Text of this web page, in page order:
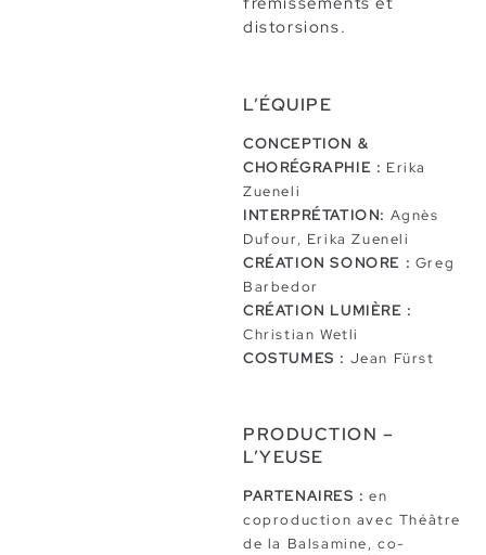
distorsions.
L’ÉQUIPE
CONCEPTION &
CHORÉGRAPHIE : Erika
Zueneli
INTERPRÉTATION: Agnès
Dufour, Erika Zueneli
CRÉATION SONORE : Greg
Barbedor
CRÉATION LUMIÈRE :
Christian Wetli
COSTUMES : Jean Fürst
PRODUCTION –
L’YEUSE
PARTENAIRES : en
coproduction avec Théâtre
de la Balsamine, co-